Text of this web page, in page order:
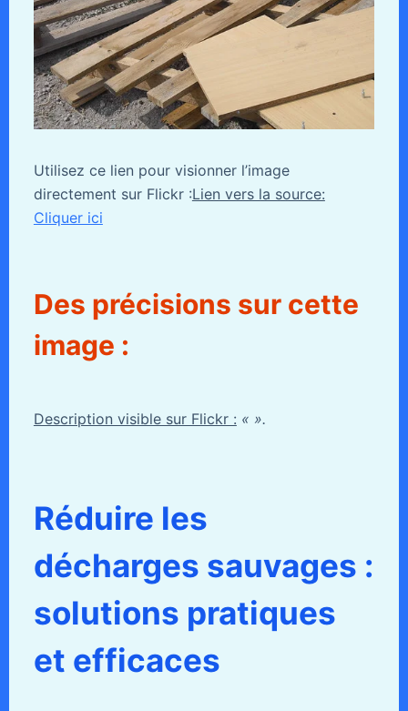
Utilisez ce lien pour visionner l’image
directement sur Flickr :Lien vers la source:
Cliquer ici
Des précisions sur cette
image :
Description visible sur Flickr : « ».
Réduire les
décharges sauvages :
solutions pratiques
et efficaces